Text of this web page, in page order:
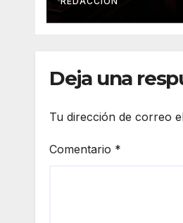
también tuvo
retirar el
Deja una
Tu dirección de correo
Comentario *